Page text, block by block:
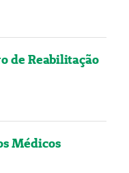
de Reabilitação
Médicos